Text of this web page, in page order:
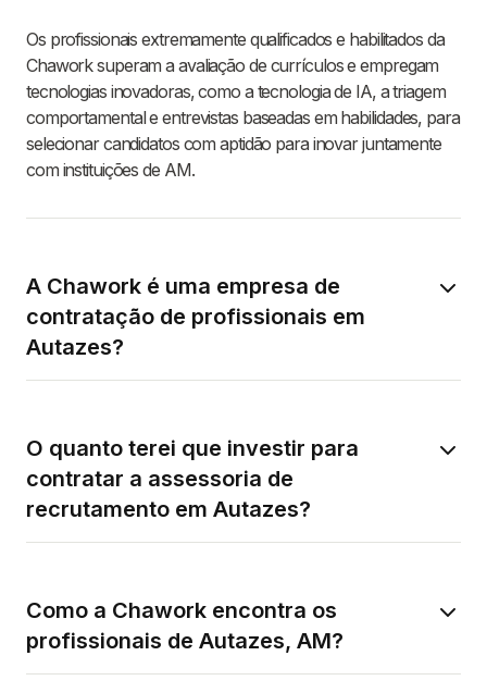
Os profissionais extremamente qualificados e habilitados da
Chawork superam a avaliação de currículos e empregam
tecnologias inovadoras, como a tecnologia de IA, a triagem
comportamental e entrevistas baseadas em habilidades, para
selecionar candidatos com aptidão para inovar juntamente
com instituições de AM.
A Chawork é uma empresa de
contratação de profissionais em
Autazes?
O quanto terei que investir para
contratar a assessoria de
recrutamento em Autazes?
Como a Chawork encontra os
profissionais de Autazes, AM?